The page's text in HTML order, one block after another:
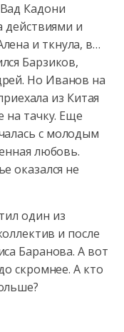
Кадони
действиями и
и ткнула, в…
Барзиков,
Но Иванов на
из Китая
на тачку. Еще
с молодым
любовь.
оказался не
один из
и после
Баранова. А вот
скромнее. А кто